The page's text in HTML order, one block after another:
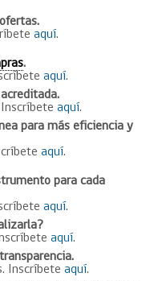
aquí.
.
aquí.
aquí.
para más eficiencia y
aquí.
para cada
aquí.
aquí.
Inscríbete aquí.